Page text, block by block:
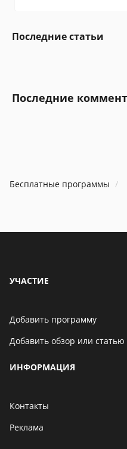
Последние статьи
Последние
Бесплатные программы
УЧАСТИЕ
Добавить программу
Добавить обзор или статью
ИНФОРМАЦИЯ
Контакты
Реклама